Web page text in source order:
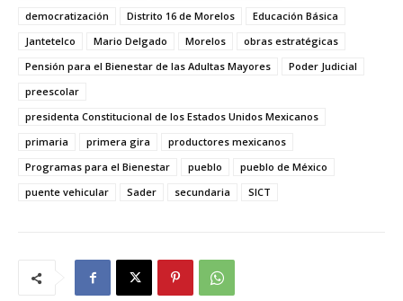
democratización
Distrito 16 de Morelos
Educación Básica
Jantetelco
Mario Delgado Morelos
obras estratégicas
Pensión para el Bienestar de las Adultas Mayores
Poder Judicial
preescolar
presidenta Constitucional de los Estados Unidos Mexicanos
primaria
primera gira
productores mexicanos
Programas para el Bienestar
pueblo
pueblo de México
puente vehicular
Sader secundaria SICT